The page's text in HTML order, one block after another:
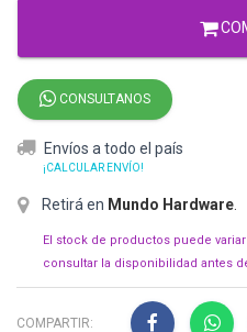
CONSULTANOS
Envíos a todo el país
¡CALCULAR ENVÍO!
Retirá en Mundo Hardware
El stock de productos puede
consultar la disponibilidad antes
COMPARTIR: